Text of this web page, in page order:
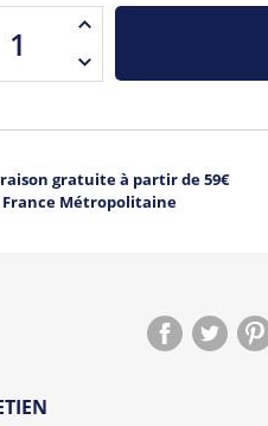
gratuite à partir de 59€
Métropolitaine